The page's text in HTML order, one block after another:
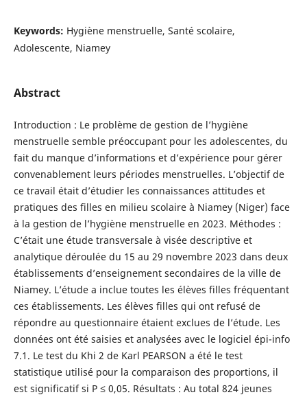
Keywords: Hygiène menstruelle, Santé scolaire,
Adolescente, Niamey
Abstract
Introduction : Le problème de gestion de l’hygiène
menstruelle semble préoccupant pour les adolescentes, du
fait du manque d’informations et d’expérience pour gérer
convenablement leurs périodes menstruelles. L’objectif de
ce travail était d’étudier les connaissances attitudes et
pratiques des filles en milieu scolaire à Niamey (Niger) face
à la gestion de l’hygiène menstruelle en 2023. Méthodes :
C’était une étude transversale à visée descriptive et
analytique déroulée du 15 au 29 novembre 2023 dans deux
établissements d’enseignement secondaires de la ville de
Niamey. L’étude a inclue toutes les élèves filles fréquentant
ces établissements. Les élèves filles qui ont refusé de
répondre au questionnaire étaient exclues de l’étude. Les
données ont été saisies et analysées avec le logiciel épi-info
7.1. Le test du Khi 2 de Karl PEARSON a été le test
statistique utilisé pour la comparaison des proportions, il
est significatif si P ≤ 0,05. Résultats : Au total 824 jeunes